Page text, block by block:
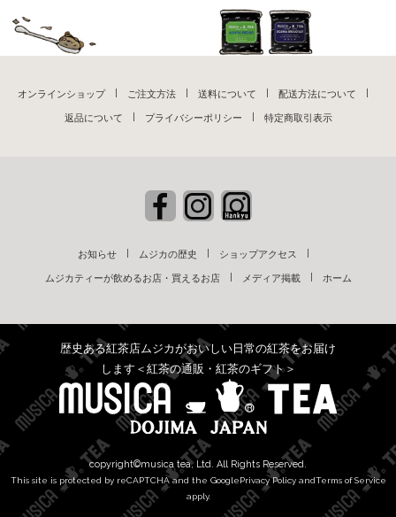
オンラインショップ ご注文方法 送料について 配送方法について
返品について プライバシーポリシー 特定商取引表示
お知らせ ムジカの歴史 ショップアクセス
ムジカティーが飲めるお店・買えるお店 メディア掲載 ホーム
歴史ある紅茶店ムジカがおいしい日常の紅茶をお届け
します＜紅茶の通販・紅茶のギフト＞
copyright©musica tea, Ltd. All Rights Reserved.
This site is protected by reCAPTCHA and the GooglePrivacy PolicyandTerms of Service
apply.